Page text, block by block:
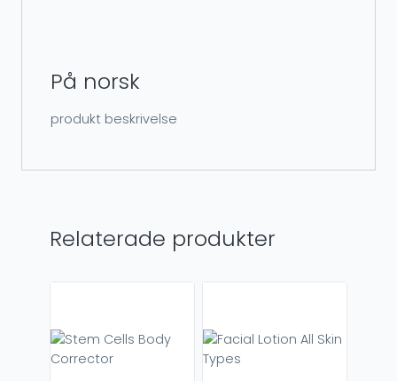
På norsk
produkt beskrivelse
Relaterade produkter